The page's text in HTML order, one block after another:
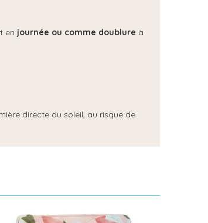
en journée ou comme doublure à
directe du soleil, au risque de